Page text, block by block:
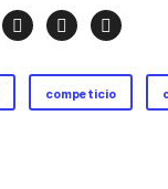
competicio